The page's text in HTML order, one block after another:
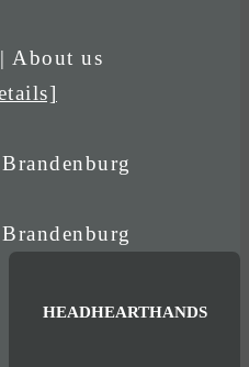
About us
HEADHEARTHANDS